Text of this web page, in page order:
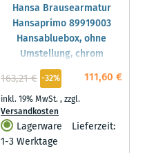
Hansa Brausearmatur
Hansaprimo 89919003
Hansabluebox, ohne
Umstellung, chrom
111,60 €
163,21 € -32%
inkl. 19% MwSt.,zzgl.
Versandkosten
Lagerware
Lieferzeit:
1-3 Werktage